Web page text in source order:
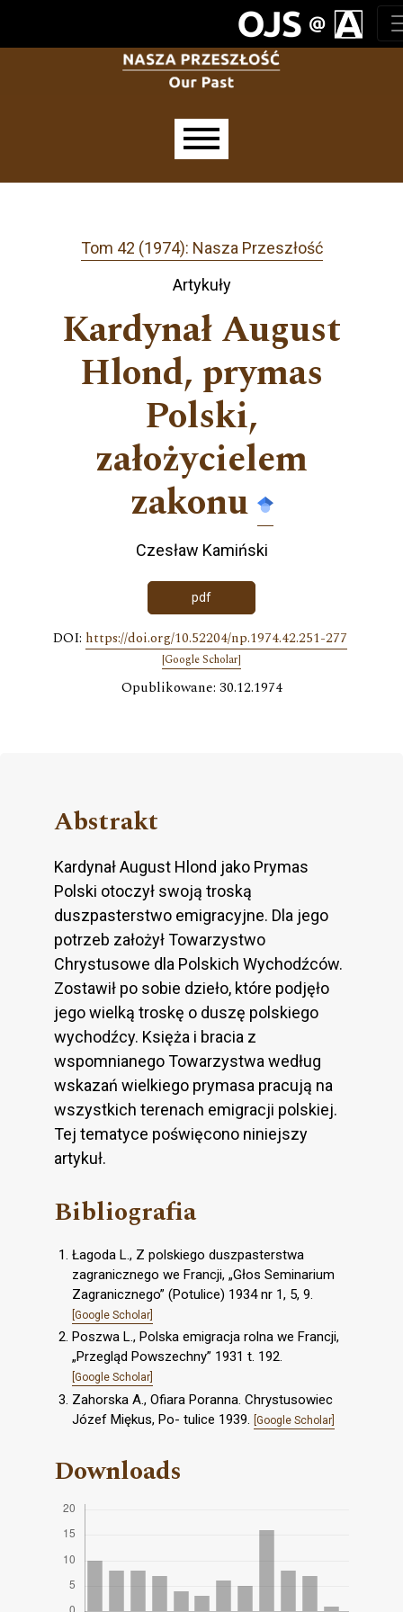
Tom 42 (1974): Nasza Przeszłość
Artykuły
Kardynał August
Hlond, prymas
Polski,
założycielem
zakonu
Czesław Kamiński
pdf
DOI: https://doi.org/10.52204/np.1974.42.251-277
[Google Scholar]
Opublikowane: 30.12.1974
Abstrakt
Kardynał August Hlond jako Prymas
Polski otoczył swoją troską
duszpasterstwo emigracyjne. Dla jego
potrzeb założył Towarzystwo
Chrystusowe dla Polskich Wychodźców.
Zostawił po sobie dzieło, które podjęło
jego wielką troskę o duszę polskiego
wychodźcy. Księża i bracia z
wspomnianego Towarzystwa według
wskazań wielkiego prymasa pracują na
wszystkich terenach emigracji polskiej.
Tej tematyce poświęcono niniejszy
artykuł.
Bibliografia
Łagoda L., Z polskiego duszpasterstwa
zagranicznego we Francji, „Głos Seminarium
Zagranicznego” (Potulice) 1934 nr 1, 5, 9.
[Google Scholar]
Poszwa L., Polska emigracja rolna we Francji,
„Przegląd Powszechny” 1931 t. 192.
[Google Scholar]
Zahorska A., Ofiara Poranna. Chrystusowiec
Józef Miękus, Po- tulice 1939. [Google Scholar]
Downloads